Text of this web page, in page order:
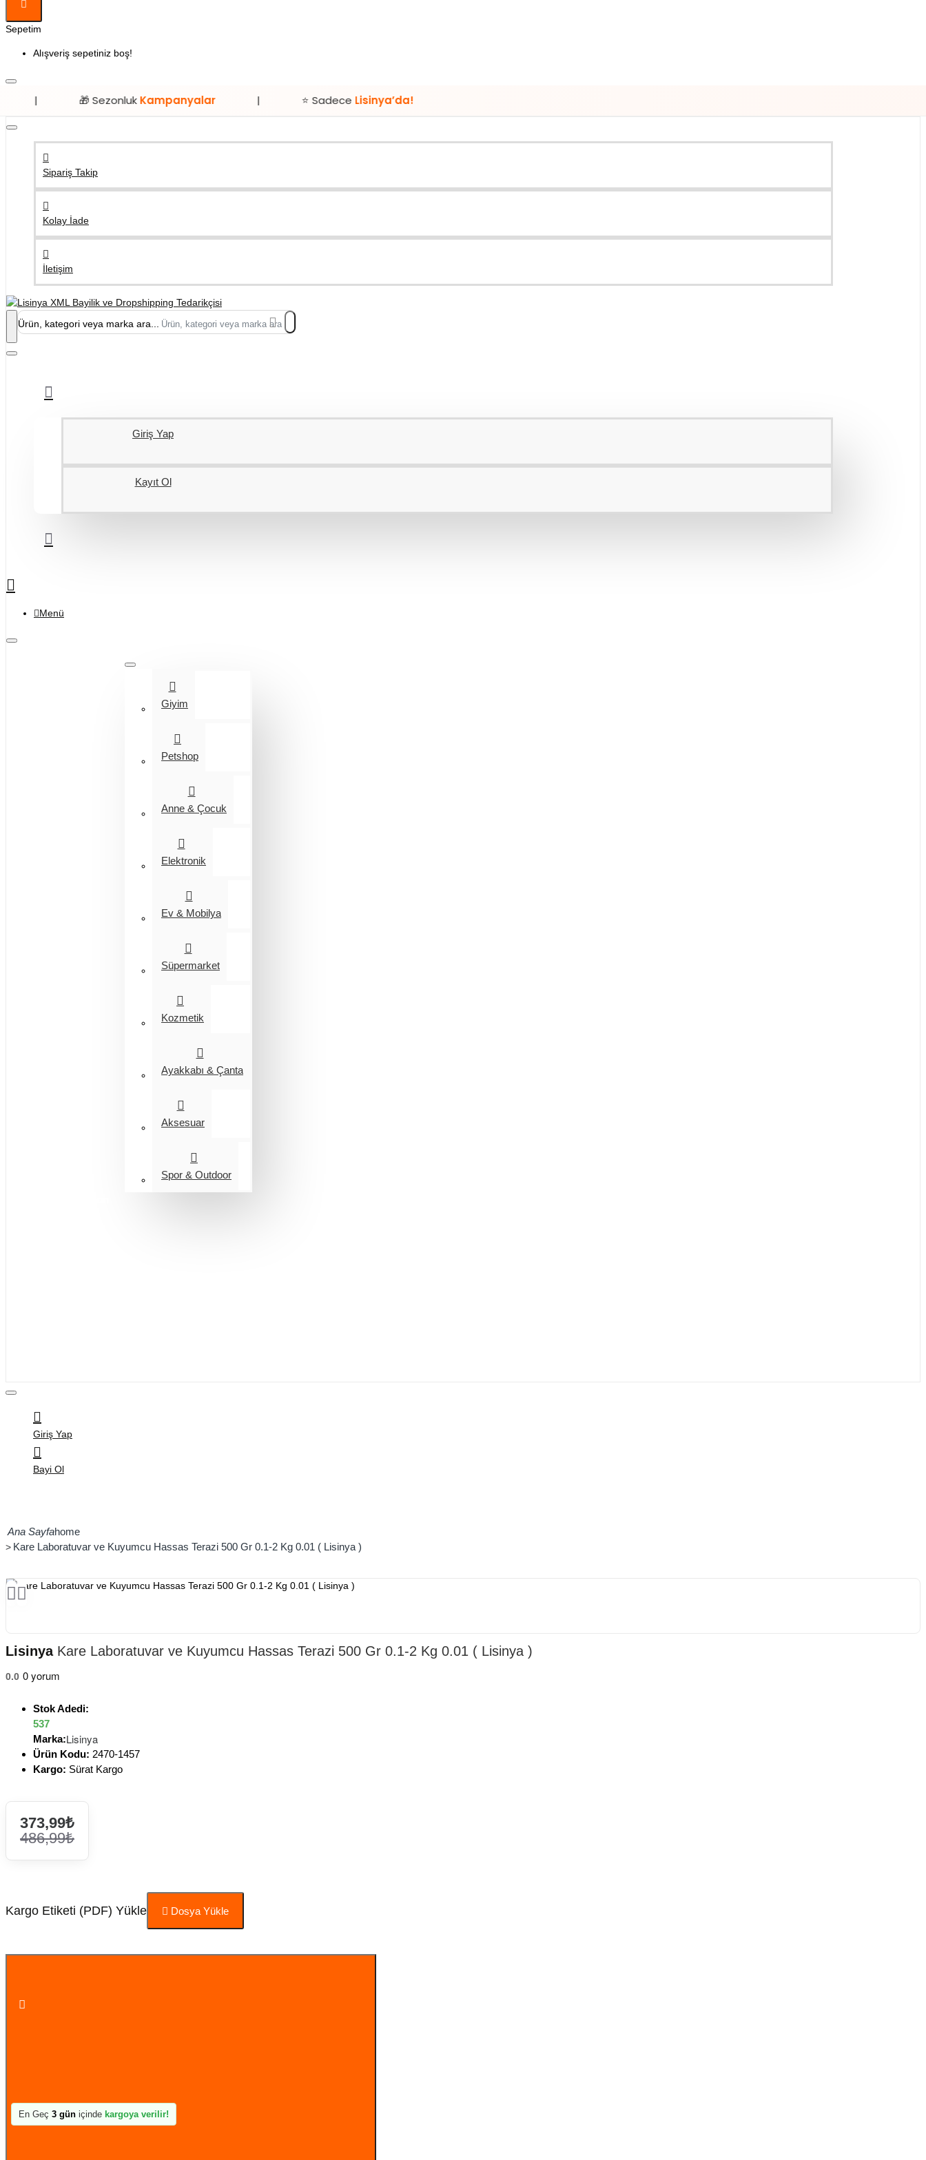
Sepetim
Alışveriş sepetiniz boş!
🎁 Sezonluk Kampanyalar | ⭐ Sadece Lisinya’da!
Sipariş Takip
Kolay İade
İletişim
Ürün, kategori veya marka ara...
Giriş Yap
Kayıt Ol
Menü
Giyim
Petshop
Anne & Çocuk
Elektronik
Ev & Mobilya
Süpermarket
Kozmetik
Ayakkabı & Çanta
Aksesuar
Spor & Outdoor
Giriş Yap
Bayi Ol
home
Kare Laboratuvar ve Kuyumcu Hassas Terazi 500 Gr 0.1-2 Kg 0.01 ( Lisinya )
LisinyaKare Laboratuvar ve Kuyumcu Hassas Terazi 500 Gr 0.1-2 Kg 0.01 ( Lisinya )
0.0 0 yorum
Stok Adedi:
537
Marka:Lisinya
Ürün Kodu: 2470-1457
Kargo: Sürat Kargo
373,99₺
486,99₺
Kargo Etiketi (PDF) Yükle Dosya Yükle
En Geç 3 gün içinde kargoya verilir!